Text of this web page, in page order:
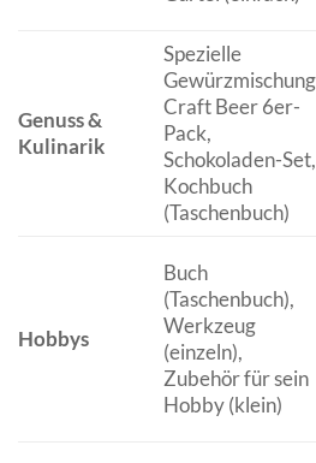
Genuss &
Kulinarik
Spezielle
Craft Beer 6er-
Pack,
Schokoladen-Set,
Kochbuch
(Taschenbuch)
Hobbys
Buch
(Taschenbuch),
Werkzeug
(einzeln),
Zubehör für sein
Hobby (klein)